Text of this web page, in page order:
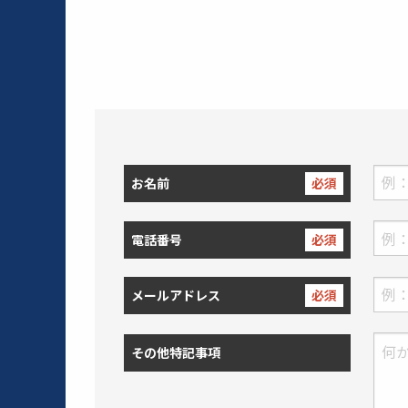
お名前 必須
電話番号 必須
メールアドレス 必須
その他特記事項